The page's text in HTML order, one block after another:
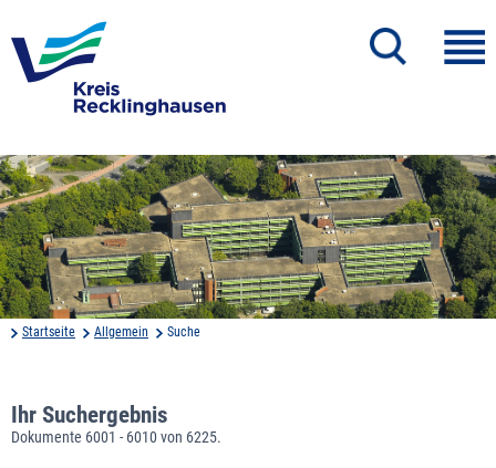
Startseite Allgemein Suche
Ihr Suchergebnis
Dokumente 6001 - 6010 von 6225.